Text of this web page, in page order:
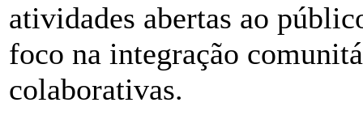
atividades abertas ao
foco na integração
colaborativas.